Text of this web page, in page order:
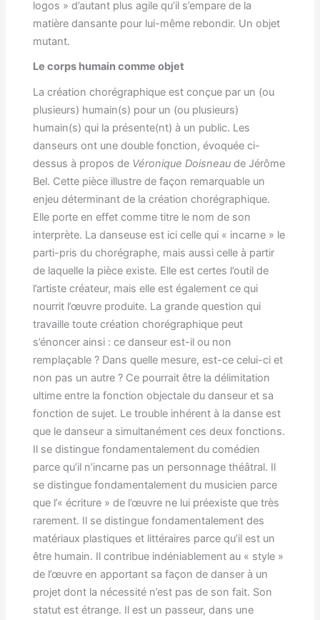
logos » d’autant plus agile qu’il s’empare de la
matière dansante pour lui-même rebondir. Un objet
mutant.
Le corps humain comme objet
La création chorégraphique est conçue par un (ou
plusieurs) humain(s) pour un (ou plusieurs)
humain(s) qui la présente(nt) à un public. Les
danseurs ont une double fonction, évoquée ci-
dessus à propos de Véronique Doisneaude Jérôme
Bel. Cette pièce illustre de façon remarquable un
enjeu déterminant de la création chorégraphique.
Elle porte en effet comme titre le nom de son
interprète. La danseuse est ici celle qui « incarne » le
parti-pris du chorégraphe, mais aussi celle à partir
de laquelle la pièce existe. Elle est certes l’outil de
l’artiste créateur, mais elle est également ce qui
nourrit l’œuvre produite. La grande question qui
travaille toute création chorégraphique peut
s’énoncer ainsi : ce danseur est-il ou non
remplaçable ? Dans quelle mesure, est-ce celui-ci et
non pas un autre ? Ce pourrait être la délimitation
ultime entre la fonction objectale du danseur et sa
fonction de sujet. Le trouble inhérent à la danse est
que le danseur a simultanément ces deux fonctions.
Il se distingue fondamentalement du comédien
parce qu’il n’incarne pas un personnage théâtral. Il
se distingue fondamentalement du musicien parce
que l’« écriture » de l’œuvre ne lui préexiste que très
rarement. Il se distingue fondamentalement des
matériaux plastiques et littéraires parce qu’il est un
être humain. Il contribue indéniablement au « style »
de l’œuvre en apportant sa façon de danser à un
projet dont la nécessité n’est pas de son fait. Son
statut est étrange. Il est un passeur, dans une